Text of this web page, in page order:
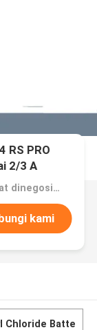
RS PRO
2/3 A
Harga：dapat dinegosiasikan
kami
Chloride Batte